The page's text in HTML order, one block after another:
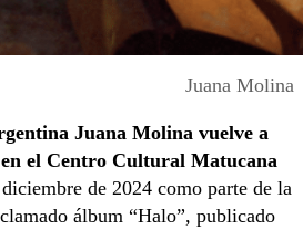
Juana Molina
Juana Molina vuelve a
el Centro Cultural Matucana
de 2024 como parte de la
álbum “Halo”, publicado